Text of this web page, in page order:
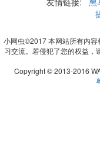
小网虫©2017 本网站所有内
习交流。若侵犯了您的权益
Copyright © 2013-2016